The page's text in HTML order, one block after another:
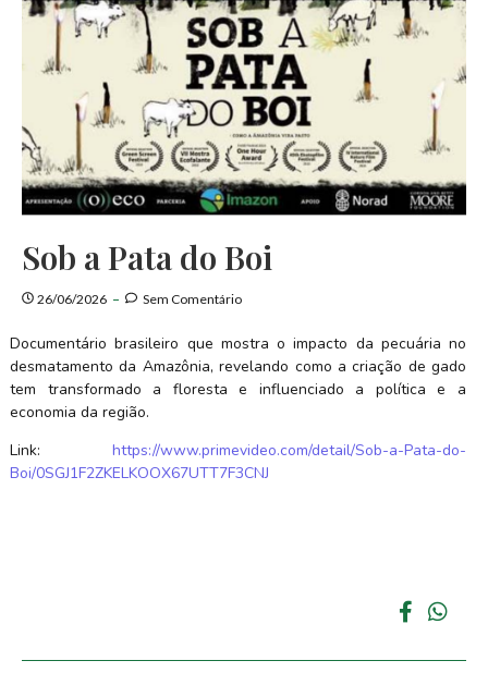
Sob a Pata do Boi
26/06/2026 Sem Comentário
Documentário brasileiro que mostra o impacto da pecuária no
desmatamento da Amazônia, revelando como a criação de gado
tem transformado a floresta e influenciado a política e a
economia da região.
Link: https://www.primevideo.com/detail/Sob-a-Pata-do-
Boi/0SGJ1F2ZKELKOOX67UTT7F3CNJ